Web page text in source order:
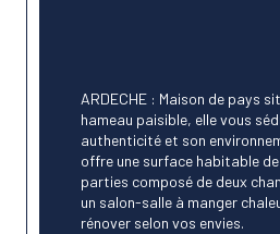
ARDECHE : Maison de pays
hameau paisible, elle vous
authenticité et son
offre une surface habitable de
parties composé de deux
un salon-salle à manger
rénover selon vos envies.